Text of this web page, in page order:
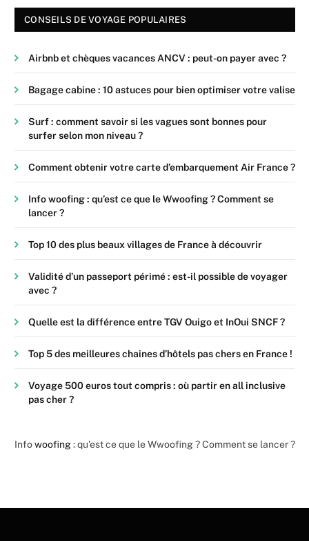
CONSEILS DE VOYAGE POPULAIRES
Airbnb et chèques vacances ANCV : peut-on payer avec ?
Bagage cabine : 10 astuces pour bien optimiser votre valise
Surf : comment savoir si les vagues sont bonnes pour
surfer selon mon niveau ?
Comment obtenir votre carte d’embarquement Air France ?
Info woofing : qu’est ce que le Wwoofing ? Comment se
lancer ?
Top 10 des plus beaux villages de France à découvrir
Validité d’un passeport périmé : est-il possible de voyager
avec ?
Quelle est la différence entre TGV Ouigo et InOui SNCF ?
Top 5 des meilleures chaines d’hôtels pas chers en France !
Voyage 500 euros tout compris : où partir en all inclusive
pas cher ?
Infowoofing: qu’est ce que le Wwoofing ? Comment se lancer ?